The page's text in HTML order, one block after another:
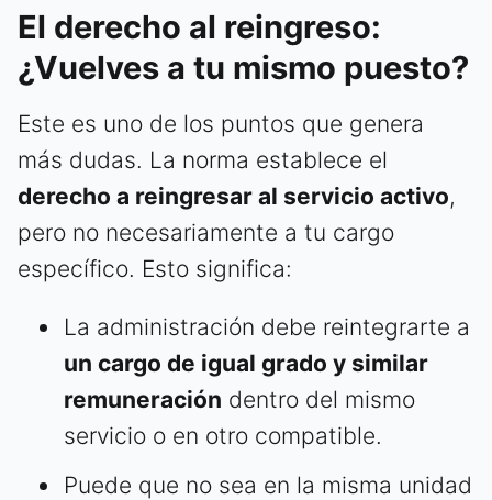
El derecho al reingreso:
¿Vuelves a tu mismo puesto?
Este es uno de los puntos que genera
más dudas. La norma establece el
derecho a reingresar al servicio activo,
pero no necesariamente a tu cargo
específico. Esto significa:
La administración debe reintegrarte a
un cargo de igual grado y similar
remuneración dentro del mismo
servicio o en otro compatible.
Puede que no sea en la misma unidad